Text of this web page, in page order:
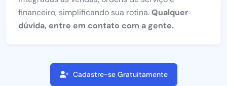
financeiro, simplificando sua rotina.Qualquer
dúvida, entre em contato com a gente.
Cadastre-se Gratuitamente